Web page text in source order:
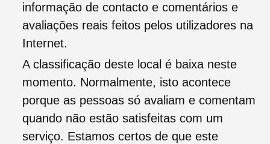
informação de contacto e comentários e
avaliações reais feitos pelos utilizadores na
Internet.
A classificação deste local é baixa neste
momento. Normalmente, isto acontece
porque as pessoas só avaliam e comentam
quando não estão satisfeitas com um
serviço. Estamos certos de que este